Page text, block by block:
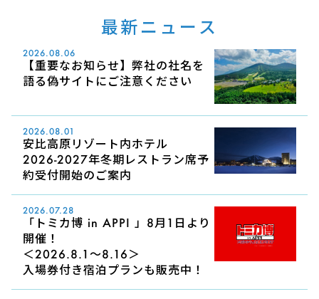
最新ニュース
2026.08.06
【重要なお知らせ】弊社の社名を
語る偽サイトにご注意ください
2026.08.01
安比高原リゾート内ホテル
2026-2027年冬期レストラン席予
約受付開始のご案内
2026.07.28
「トミカ博 in APPI 」8月1日より
開催！
＜2026.8.1～8.16＞
入場券付き宿泊プランも販売中！